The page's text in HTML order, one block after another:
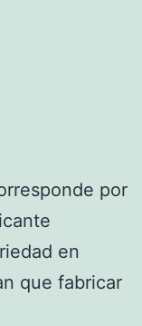
por
en
que fabricar